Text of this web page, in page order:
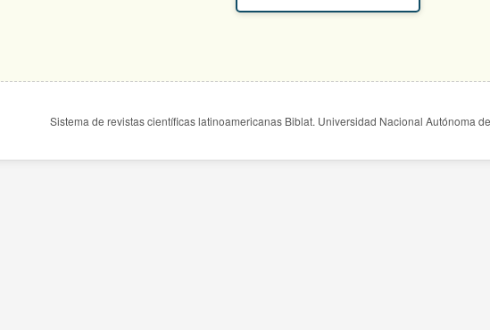
Sistema de revistas científicas latinoamericanas Biblat. Universidad Nacional Autónoma